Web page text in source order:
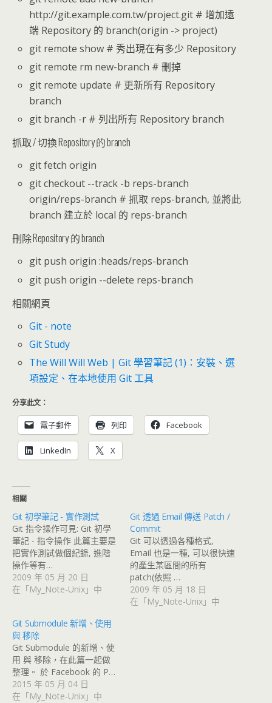
http://git.example.com.tw/project.git # 增加遠
端 Repository 的 branch(origin -> project)
git remote show # 秀出現在有多少 Repository
git remote rm new-branch # 刪掉
git remote update # 更新所有 Repository
branch
git branch -r # 列出所有 Repository branch
抓取 / 切換 Repository 的 branch
git fetch origin
git checkout --track -b reps-branch
origin/reps-branch # 抓取 reps-branch, 並將此
branch 建立於 local 的 reps-branch
刪除 Repository 的 branch
git push origin :heads/reps-branch
git push origin --delete reps-branch
相關網頁
Git - note
Git Study
The Will Will Web | Git 學習筆記 (1)：安裝、選
項設定、在本地使用 Git 工具
分享此文：
電子郵件 列印 Facebook
LinkedIn X
相關
Git 初學筆記 - 實作測試
Git 指令操作可見: Git 初學
筆記 - 指令操作 此篇主要是
把實作測試做個紀錄, 進階
操作等有…
2009 年 05 月 20 日
在「My_Note-Unix」中
Git 透過 Email 傳送 Patch /
Commit
Git 可以透過各種格式,
Email 也是一種, 可以很快速
的產生某區間的所有
patch(依照 …
2009 年 05 月 18 日
在「My_Note-Unix」中
Git Submodule 新增、使用
與 移除
Git Submodule 的新增、使
用 與 移除，在此篇一起做
整理。 於 Facebook 的 P…
2015 年 05 月 04 日
在「My_Note-Unix」中